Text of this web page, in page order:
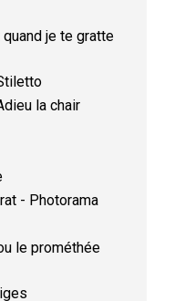
je te gratte
la chair
- Photorama
le prométhée